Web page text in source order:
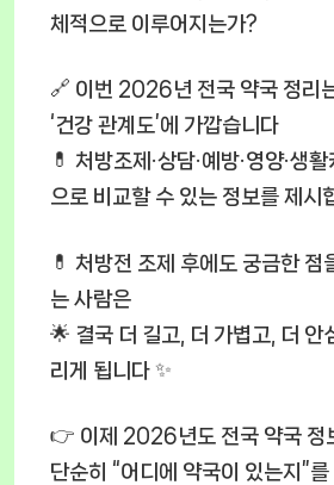
체적으로 이루어지는가?
🔗 이번 2026년 전국 약국 정리
‘건강 관계도’에 가깝습니다
💊 처방조제·상담·예방·영양·생
으로 비교할 수 있는 정보를 제시
💊 처방전 조제 후에도 궁금한 점
는 사람은
🌟 결국 더 길고, 더 가볍고, 더 안
리게 됩니다 ✨
👉 이제 2026년도 전국 약국 정
단순히 “어디에 약국이 있는지”를